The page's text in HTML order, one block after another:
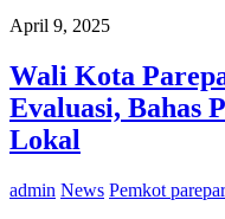
April 9, 2025
Wali Kota
Evaluasi, Bahas
Lokal
admin News Pemkot